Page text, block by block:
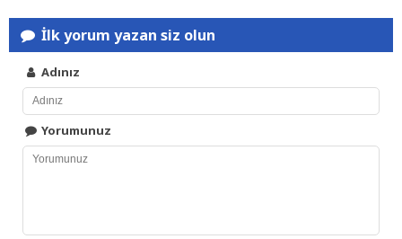
İlk yorum yazan siz olun
Adınız
Yorumunuz